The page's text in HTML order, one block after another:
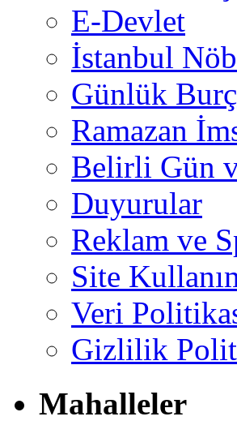
E-Devlet
İstanbul
Günlük
Ramazan
Belirli Gün
Duyurular
Reklam ve
Site
Veri
Gizlilik
Mahalleler